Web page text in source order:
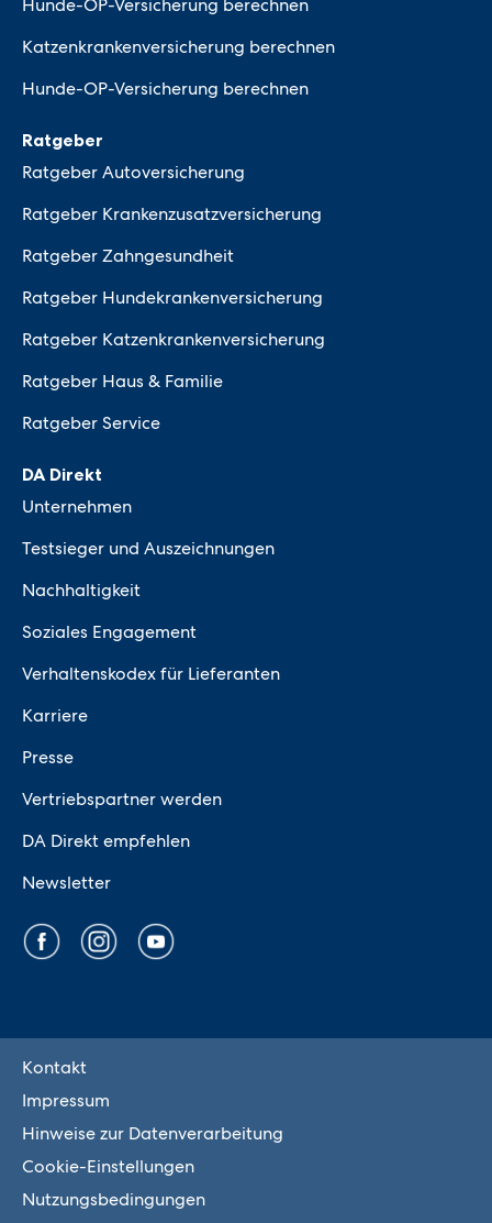
Hunde-OP-Versicherung berechnen
Katzenkrankenversicherung berechnen
Hunde-OP-Versicherung berechnen
Ratgeber
Ratgeber Autoversicherung
Ratgeber Krankenzusatzversicherung
Ratgeber Zahngesundheit
Ratgeber Hundekrankenversicherung
Ratgeber Katzenkrankenversicherung
Ratgeber Haus & Familie
Ratgeber Service
DA Direkt
Unternehmen
Testsieger und Auszeichnungen
Nachhaltigkeit
Soziales Engagement
Verhaltenskodex für Lieferanten
Karriere
Presse
Vertriebspartner werden
DA Direkt empfehlen
Newsletter
Kontakt
Impressum
Hinweise zur Datenverarbeitung
Cookie-Einstellungen
Nutzungsbedingungen